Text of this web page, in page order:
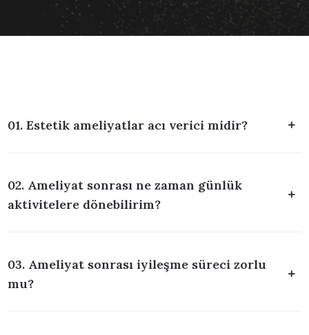
01. Estetik ameliyatlar acı verici midir?
02. Ameliyat sonrası ne zaman günlük
aktivitelere dönebilirim?
03. Ameliyat sonrası iyileşme süreci zorlu
mu?